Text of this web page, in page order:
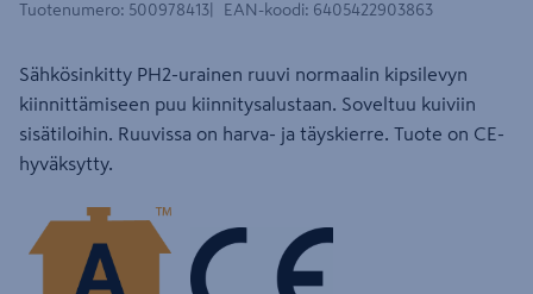
Tuotenumero: 500978413 EAN-koodi: 6405422903863
Sähkösinkitty PH2-urainen ruuvi normaalin kipsilevyn
kiinnittämiseen puu kiinnitysalustaan. Soveltuu kuiviin
sisätiloihin. Ruuvissa on harva- ja täyskierre. Tuote on CE-
hyväksytty.